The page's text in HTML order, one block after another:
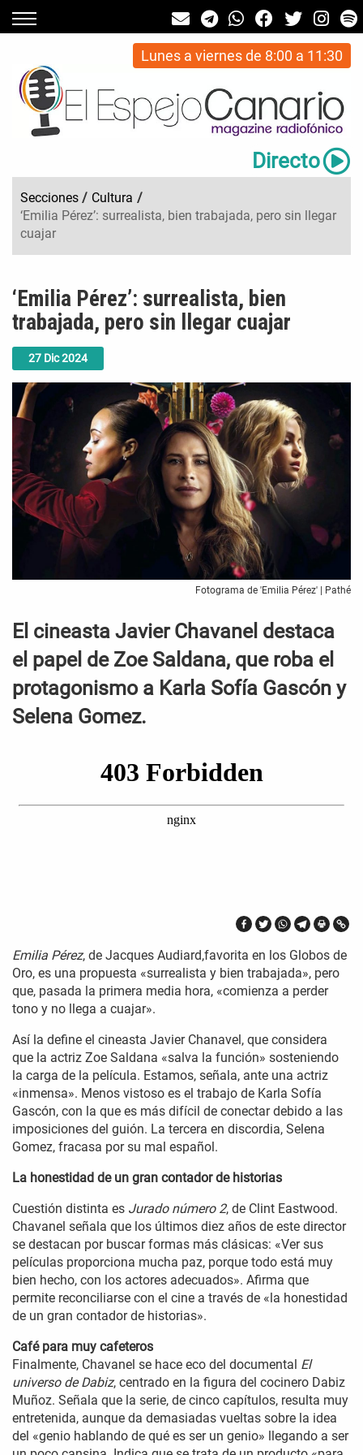
Lunes a viernes de 8:00 a 11:30
Directo
Secciones / Cultura /
‘Emilia Pérez’: surrealista, bien trabajada, pero sin llegar
cuajar
27 Dic2024
‘Emilia Pérez’: surrealista, bien
trabajada, pero sin llegar cuajar
Fotograma de 'Emilia Pérez' | Pathé
El cineasta Javier Chavanel destaca
el papel de Zoe Saldana, que roba el
protagonismo a Karla Sofía Gascón y
Selena Gomez.
Emilia Pérez, de Jacques Audiard,favorita en los Globos de
Oro, es una propuesta «surrealista y bien trabajada», pero
que, pasada la primera media hora, «comienza a perder
tono y no llega a cuajar».
Así la define el cineasta Javier Chanavel, que considera
que la actriz Zoe Saldana «salva la función» sosteniendo
la carga de la película. Estamos, señala, ante una actriz
«inmensa». Menos vistoso es el trabajo de Karla Sofía
Gascón, con la que es más difícil de conectar debido a las
imposiciones del guión. La tercera en discordia, Selena
Gomez, fracasa por su mal español.
La honestidad de un gran contador de historias
Cuestión distinta es Jurado número 2, de Clint Eastwood.
Chavanel señala que los últimos diez años de este director
se destacan por buscar formas más clásicas: «Ver sus
películas proporciona mucha paz, porque todo está muy
bien hecho, con los actores adecuados». Afirma que
permite reconciliarse con el cine a través de «la honestidad
de un gran contador de historias».
Café para muy cafeteros
Finalmente, Chavanel se hace eco del documental El
universo de Dabiz, centrado en la figura del cocinero Dabiz
Muñoz. Señala que la serie, de cinco capítulos, resulta muy
entretenida, aunque da demasiadas vueltas sobre la idea
del «genio hablando de qué es ser un genio» llegando a ser